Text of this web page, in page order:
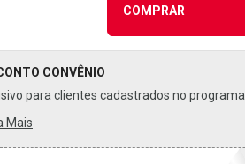
COMPRAR
CONVÊNIO
para clientes cadastrados no programa
Mais